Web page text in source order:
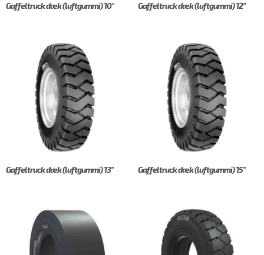
Gaffeltruck dæk (luftgummi) 10" Gaffeltruck dæk (luftgummi) 12"
Gaffeltruck dæk (luftgummi) 13" Gaffeltruck dæk (luftgummi) 15"